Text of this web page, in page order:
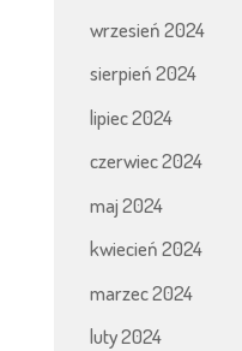
wrzesień 2024
sierpień 2024
lipiec 2024
czerwiec 2024
maj 2024
kwiecień 2024
marzec 2024
luty 2024